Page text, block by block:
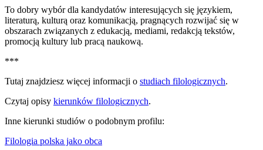
To dobry wybór dla kandydatów interesujących się językiem,
literaturą, kulturą oraz komunikacją, pragnących rozwijać się w
obszarach związanych z edukacją, mediami, redakcją tekstów,
promocją kultury lub pracą naukową.
***
Tutaj znajdziesz więcej informacji o studiach filologicznych.
Czytaj opisy kierunków filologicznych.
Inne kierunki studiów o podobnym profilu:
Filologia polska jako obca